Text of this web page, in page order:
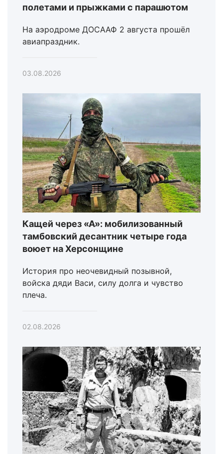
полетами и прыжками с парашютом
На аэродроме ДОСААФ 2 августа прошёл
авиапраздник.
03.08.2026
Кащей через «А»: мобилизованный
тамбовский десантник четыре года
воюет на Херсонщине
История про неочевидный позывной,
войска дяди Васи, силу долга и чувство
плеча.
02.08.2026